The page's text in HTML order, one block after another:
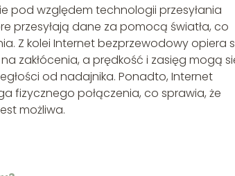
pod względem technologii przesyłania
przesyłają dane za pomocą światła, co
Z kolei Internet bezprzewodowy opiera
zakłócenia, a prędkość i zasięg mogą
od nadajnika. Ponadto, Internet
fizycznego połączenia, co sprawia, że
możliwa.